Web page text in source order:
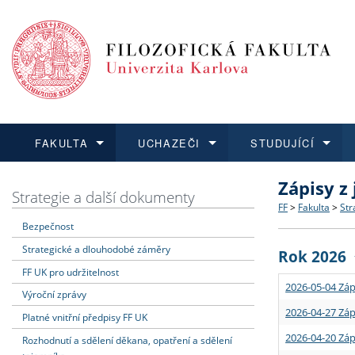
FAKULTA
Dozvědět se více
Struktura
Strategie
Podpora
UCHAZEČI
Podat přihlášku
Co
Učitelské
STUDUJÍCÍ
Dozvědět se více
Rigorózní
Dozvědět se více
O vědě a
Granty a
Dozvědět se více
Aktuální
Strategie a další dokumenty
Bezpečnost
Strategické a dlouhodobé záměry
FF UK pro udržitelnost
Výroční zprávy
Platné vnitřní předpisy FF UK
Rozhodnutí a sdělení děkana, opatření a sdělení
Zápisy
FF > Fakulta >
Rok 2026
2026-05-04
2026-04-27
2026-04-20